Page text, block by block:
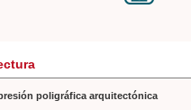
poligráfica arquitectónica